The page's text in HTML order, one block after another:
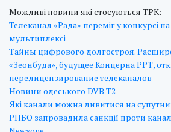
Можливі новини які стосуються ТРК:
Телеканал «Рада» переміг у конкурсі
мультиплексі
Тайны цифрового долгостроя.
«Зеонбуда», будущее Концерна РРТ,
перелицензирование телеканалов
Новини одеського DVB T2
Які канали можна дивитися на
РНБО запровадила санкції проти